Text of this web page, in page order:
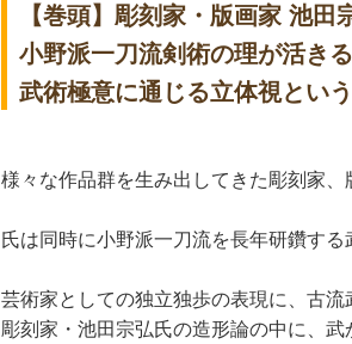
【巻頭】彫刻家・版画家 池田
小野派一刀流剣術の理が活き
武術極意に通じる立体視とい
様々な作品群を生み出してきた彫刻家、
氏は同時に小野派一刀流を長年研鑽する
芸術家としての独立独歩の表現に、古流
彫刻家・池田宗弘氏の造形論の中に、武